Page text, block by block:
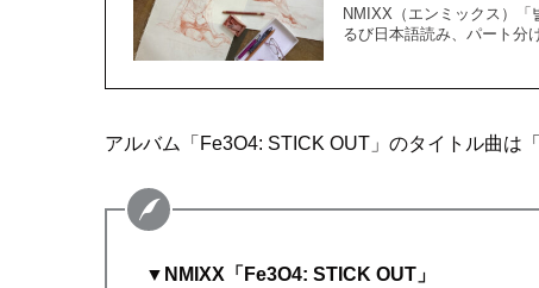
NMIXX（エンミックス）
るび日本語読み、パート分
アルバム「Fe3O4: STICK OUT」のタイトル曲は
▼ NMIXX「Fe3O4: STICK OUT」